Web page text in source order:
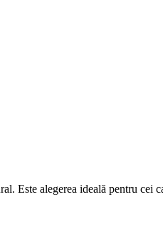
Este alegerea ideală pentru cei